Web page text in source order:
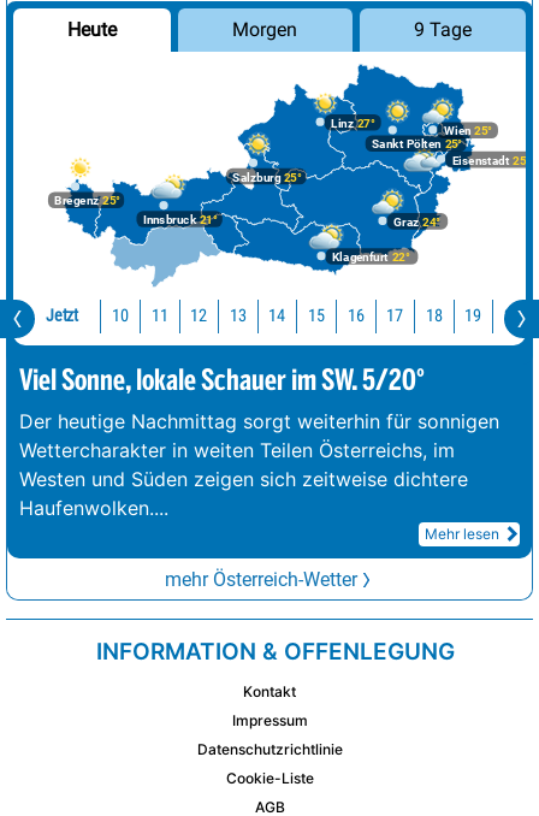
Heute Morgen 9 Tage
Bregenz25°
Graz24°
Innsbruck21°
Klagenfurt 22°
Linz27°
Salzburg25°
Wien 25°
Eisenstadt 25°
Sankt Pölten 25°
Jetzt 10 11 12 13 14 15 16 17 18 19 20
Viel Sonne, lokale Schauer im SW. 5/20°
Der heutige Nachmittag sorgt weiterhin für sonnigen
Wettercharakter in weiten Teilen Österreichs, im
Westen und Süden zeigen sich zeitweise dichtere
Haufenwolken....
Mehr lesen
mehr Österreich-Wetter
INFORMATION & OFFENLEGUNG
Kontakt
Impressum
Datenschutzrichtlinie
Cookie-Liste
AGB